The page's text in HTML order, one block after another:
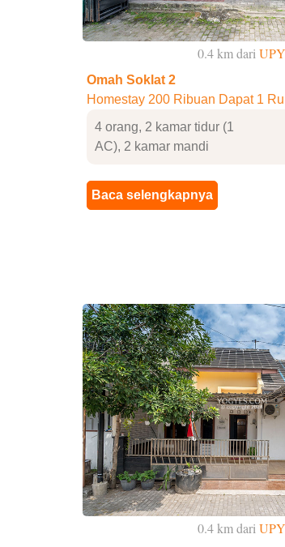
0.4 km dari UPY
Omah Soklat 2
Homestay 200 Ribuan Dapat 1
4 orang, 2 kamar tidur (1
AC), 2 kamar mandi
Baca selengkapnya
0.4 km dariUPY